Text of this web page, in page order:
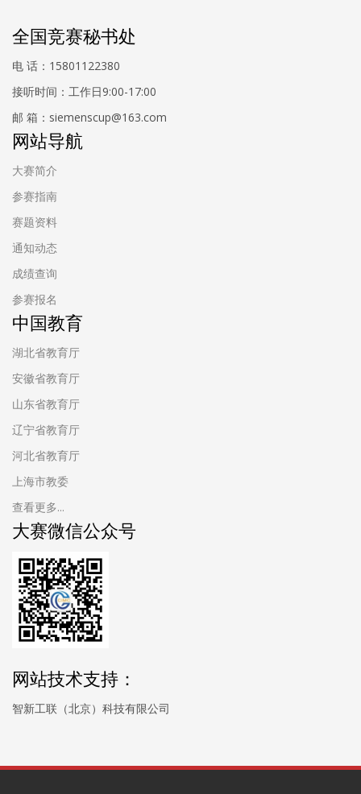
全国竞赛秘书处
电 话：15801122380
接听时间：工作日9:00-17:00
邮 箱：siemenscup@163.com
网站导航
大赛简介
参赛指南
赛题资料
通知动态
成绩查询
参赛报名
中国教育
湖北省教育厅
安徽省教育厅
山东省教育厅
辽宁省教育厅
河北省教育厅
上海市教委
查看更多...
大赛微信公众号
网站技术支持：
智新工联（北京）科技有限公司